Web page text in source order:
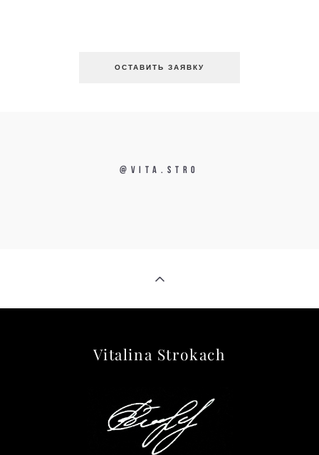
ОСТАВИТЬ ЗАЯВКУ
@vita.stro
Vitalina Strokach